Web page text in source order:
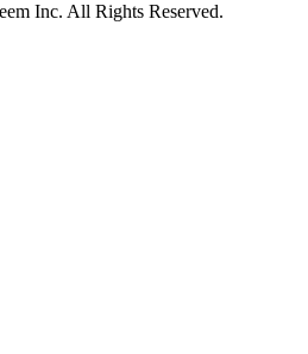
Inc. All Rights Reserved.